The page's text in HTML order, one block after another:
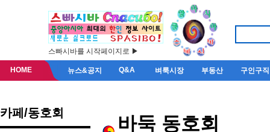
스빠시바를 시작페이지로 ▶
HOME 뉴스&공지 Q&A 벼룩시장 부동산 구인구직
카페/동호회 바둑 동호회